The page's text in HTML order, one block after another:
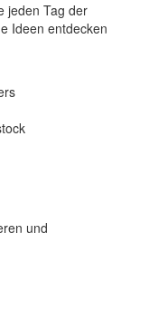
jeden Tag der
Ideen entdecken
und